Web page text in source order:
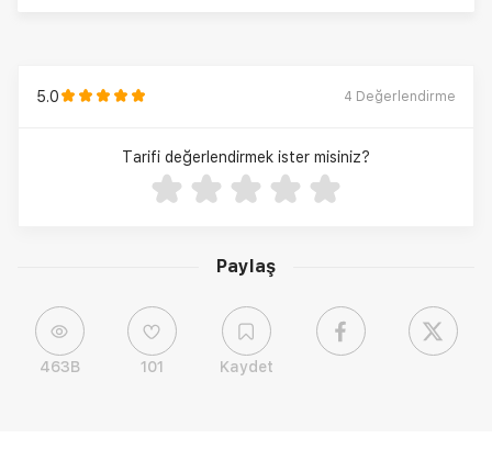
Paylaş
463B 101 Kaydet
5.0 4 Değerlendirme
Tarifi değerlendirmek ister misiniz?